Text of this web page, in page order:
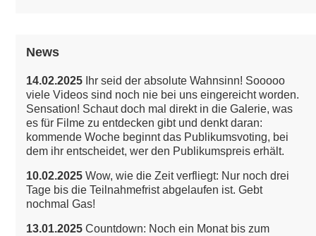
News
14.02.2025 Ihr seid der absolute Wahnsinn! Sooooo
viele Videos sind noch nie bei uns eingereicht worden.
Sensation! Schaut doch mal direkt in die Galerie, was
es für Filme zu entdecken gibt und denkt daran:
kommende Woche beginnt das Publikumsvoting, bei
dem ihr entscheidet, wer den Publikumspreis erhält.
10.02.2025 Wow, wie die Zeit verfliegt: Nur noch drei
Tage bis die Teilnahmefrist abgelaufen ist. Gebt
nochmal Gas!
13.01.2025 Countdown: Noch ein Monat bis zum